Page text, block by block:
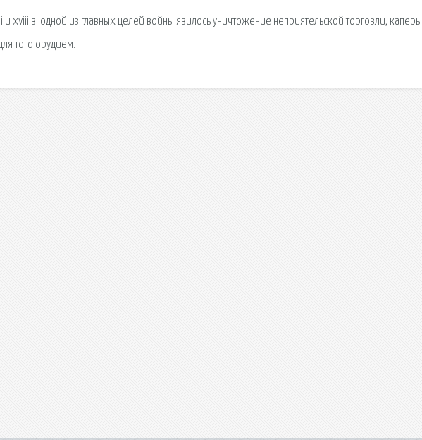
xviii в. одной из главных целей войны явилось уничтожение неприятельской торговли, каперы
того орудием.